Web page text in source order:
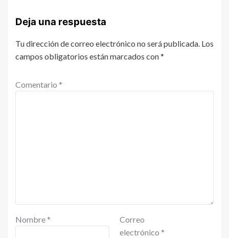
Deja una respuesta
Tu dirección de correo electrónico no será publicada. Los
campos obligatorios están marcados con*
Comentario *
Nombre *
Correo
electrónico *